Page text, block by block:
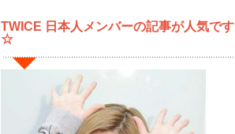
TWICE 日本人メンバーの記事が人気です
☆